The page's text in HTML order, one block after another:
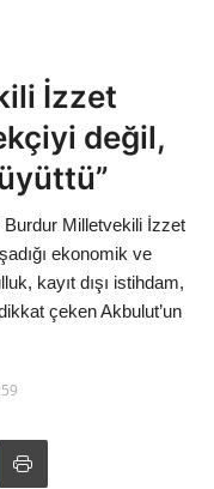
İzzet
değil,
Milletvekili İzzet
ekonomik ve
kayıt dışı istihdam,
çeken Akbulut’un